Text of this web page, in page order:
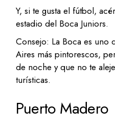
Y, si te gusta el fútbol,
estadio del Boca Juniors.
Consejo: La Boca es uno
Aires más pintorescos,
de noche y que no te
turísticas.
Puerto Madero